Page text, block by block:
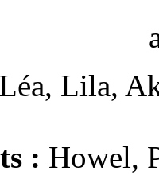
Léa, Lila,
: Howel,